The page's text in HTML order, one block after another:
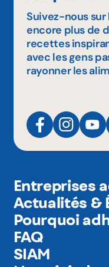
Suivez-nous
encore plus de
recettes
avec les gens
rayonner les
Entreprises
Actualités &
Pourquoi
FAQ
SIAM